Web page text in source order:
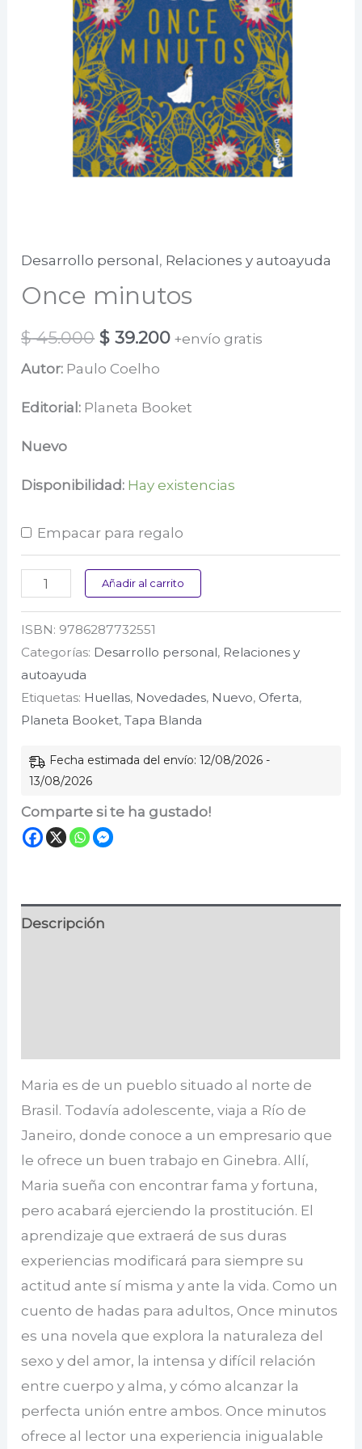
Desarrollo personal , Relaciones y autoayuda
Once minutos
$45.000 El
precio
original
$ 39.200El
actual
+envío gratis
Autor: Paulo Coelho
Editorial: Planeta Booket
Nuevo
Disponibilidad: Hay existencias
Empacar para regalo
Once
cantidad
Añadir al carrito
ISBN: 9786287732551
Categorías: Desarrollo personal, Relaciones y
autoayuda
Etiquetas: Huellas, Novedades, Nuevo, Oferta,
Planeta Booket,Tapa Blanda
Fecha estimada del envío: 12/08/2026 -
13/08/2026
Comparte si te ha gustado!
Descripción
Maria es de un pueblo situado al norte de
Brasil. Todavía adolescente, viaja a Río de
Janeiro, donde conoce a un empresario que
le ofrece un buen trabajo en Ginebra. Allí,
Maria sueña con encontrar fama y fortuna,
pero acabará ejerciendo la prostitución. El
aprendizaje que extraerá de sus duras
experiencias modificará para siempre su
actitud ante sí misma y ante la vida. Como un
cuento de hadas para adultos, Once minutos
es una novela que explora la naturaleza del
sexo y del amor, la intensa y difícil relación
entre cuerpo y alma, y cómo alcanzar la
perfecta unión entre ambos. Once minutos
ofrece al lector una experiencia inigualable